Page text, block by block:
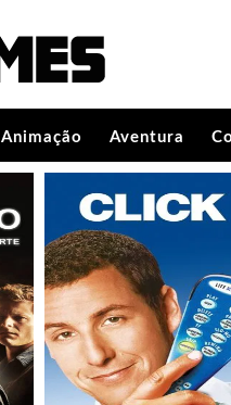
Animação Aventura